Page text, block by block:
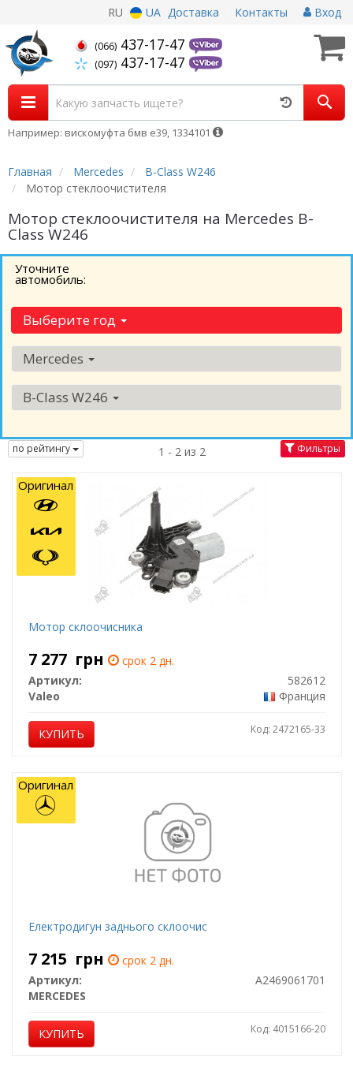
RU UA Доставка Контакты Вход
(066) 437-17-47
(097) 437-17-47
Например: вискомуфта бмв е39, 1334101
Главная Mercedes
B-Class W246
Мотор стеклоочистителя
Мотор стеклоочистителя на Mercedes B-
Class W246
Уточните
автомобиль:
Выберите год
Mercedes
B-Class W246
по рейтингу 1 - 2 из 2 Фильтры
Мотор склоочисника
7 277 грн
срок 2 дн.
Артикул:
582612
Valeo
Франция
КУПИТЬ Код: 2472165-33
Оригинал
Електродигун заднього склоочис
7 215 грн
срок 2 дн.
Артикул:
A2469061701
MERCEDES
КУПИТЬ Код: 4015166-20
Оригинал